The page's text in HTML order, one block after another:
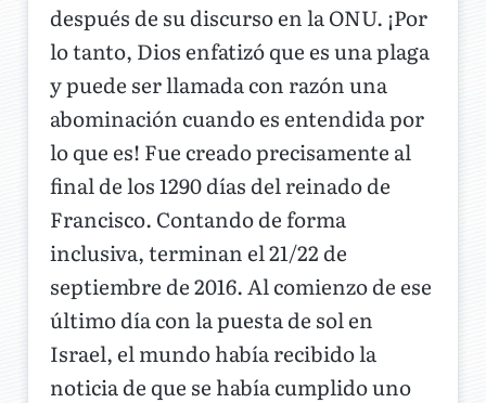
después de su discurso en la ONU. ¡Por
lo tanto, Dios enfatizó que es una plaga
y puede ser llamada con razón una
abominación cuando es entendida por
lo que es! Fue creado precisamente al
final de los 1290 días del reinado de
Francisco. Contando de forma
inclusiva, terminan el 21/22 de
septiembre de 2016. Al comienzo de ese
último día con la puesta de sol en
Israel, el mundo había recibido la
noticia de que se había cumplido uno